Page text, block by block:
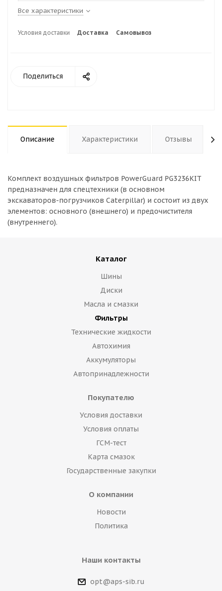
Все характеристики
Условия доставки Доставка Самовывоз
Поделиться
Описание Характеристики Отзывы
Комплект воздушных фильтров PowerGuard PG3236KIT
предназначен для спецтехники (в основном
экскаваторов-погрузчиков Caterpillar) и состоит из двух
элементов: основного (внешнего) и предочистителя
(внутреннего).
Каталог
Шины
Диски
Масла и смазки
Фильтры
Технические жидкости
Автохимия
Аккумуляторы
Автопринадлежности
Покупателю
Условия доставки
Условия оплаты
ГСМ-тест
Карта смазок
Государственные закупки
О компании
Новости
Политика
Наши контакты
opt@aps-sib.ru